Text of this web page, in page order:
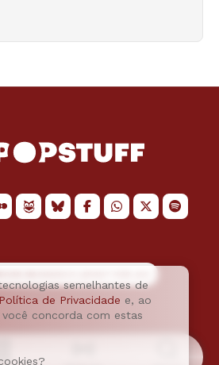
semelhantes de
Política de Privacidade e, ao
concorda com estas